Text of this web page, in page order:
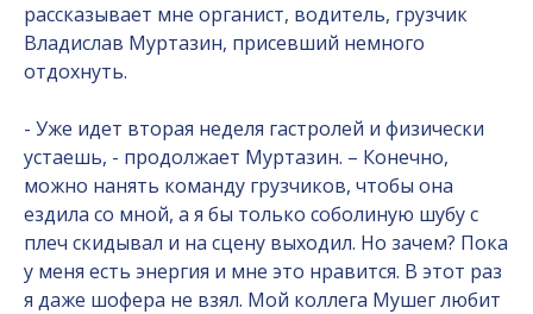
рассказывает мне органист, водитель, грузчик
Владислав Муртазин, присевший немного
отдохнуть.
- Уже идет вторая неделя гастролей и физически
устаешь, - продолжает Муртазин. – Конечно,
можно нанять команду грузчиков, чтобы она
ездила со мной, а я бы только соболиную шубу с
плеч скидывал и на сцену выходил. Но зачем? Пока
у меня есть энергия и мне это нравится. В этот раз
я даже шофера не взял. Мой коллега Мушег любит